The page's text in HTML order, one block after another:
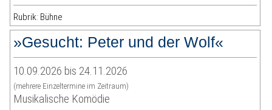
Rubrik: Bühne
»Gesucht: Peter und der Wolf«
10.09.2026 bis 24.11.2026
(mehrere Einzeltermine im Zeitraum)
Musikalische Komödie